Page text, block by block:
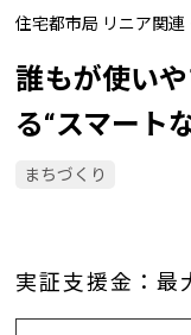
住宅都市局 リニア関
誰もが使い
る“スマート
まちづくり
実証支援金：最